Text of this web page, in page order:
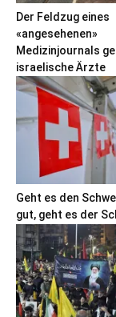
Der Feldzug eines
«angesehenen»
Medizinjournals
israelische Ärzte
Geht es den
gut, geht es der